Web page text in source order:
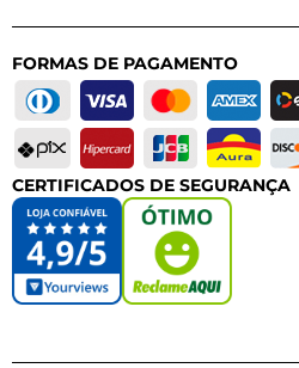
FORMAS DE PAGAMENTO
CERTIFICADOS DE SEGURANÇA